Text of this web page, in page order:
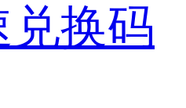
兑换码